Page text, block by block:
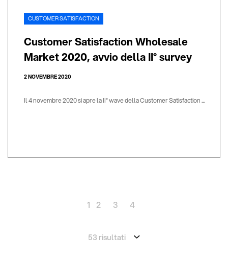
CUSTOMER SATISFACTION
Customer Satisfaction Wholesale
Market 2020, avvio della II° survey
2 NOVEMBRE 2020
Il 4 novembre 2020 si apre la II° wave della Customer Satisfaction ...
1 2 3 4
53 risultati